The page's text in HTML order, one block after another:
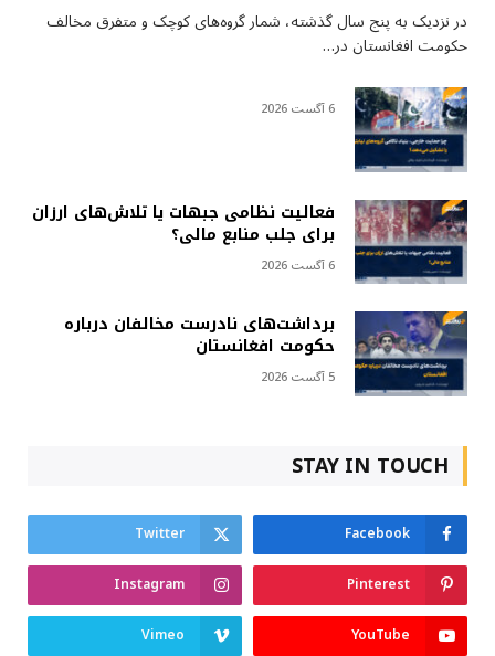
در نزدیک به پنج سال گذشته، شمار گروه‌های کوچک و متفرق مخالف
حکومت افغانستان در…
6 آگست 2026
فعالیت نظامی جبهات یا تلاش‌های ارزان
برای جلب منابع مالی؟
6 آگست 2026
برداشت‌های نادرست مخالفان درباره
حکومت افغانستان
5 آگست 2026
STAY IN TOUCH
Facebook
Twitter
Pinterest
Instagram
YouTube
Vimeo